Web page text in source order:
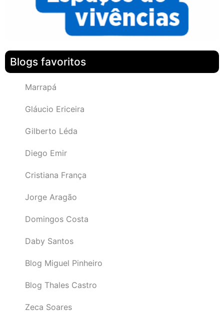
Blogs favoritos
Marrapá
Gláucio Ericeira
Gilberto Léda
Diego Emir
Cristiana França
Jorge Aragão
Domingos Costa
Daby Santos
Blog Miguel Pinheiro
Blog Thales Castro
Zeca Soares